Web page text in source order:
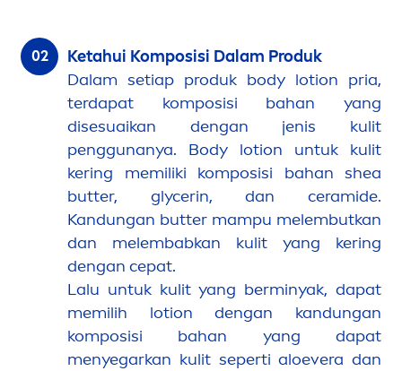
Ketahui Komposisi Dalam Produk
Dalam setiap produk body lotion pria,
terdapat komposisi bahan yang
disesuaikan dengan jenis kulit
penggunanya. Body lotion untuk kulit
kering memiliki komposisi bahan shea
butter, glycerin, dan ceramide.
Kandungan butter mampu melembutkan
dan melembabkan kulit yang kering
dengan cepat.
Lalu untuk kulit yang berminyak, dapat
memilih lotion dengan kandungan
komposisi bahan yang dapat
menyegarkan kulit seperti aloevera dan